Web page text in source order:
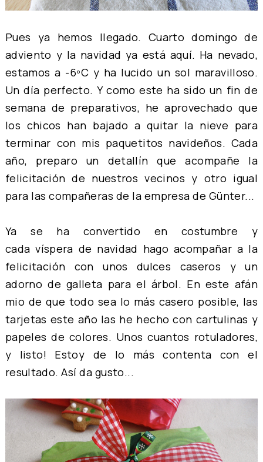
Pues ya hemos llegado. Cuarto domingo de
adviento y la navidad ya está aquí. Ha nevado,
estamos a -6ºC y ha lucido un sol maravilloso.
Un día perfecto. Y como este ha sido un fin de
semana de preparativos, he aprovechado que
los chicos han bajado a quitar la nieve para
terminar con mis paquetitos navideños. Cada
año, preparo un detallín que acompañe la
felicitación de nuestros vecinos y otro igual
para las compañeras de la empresa de Günter...
Ya se ha convertido en costumbre y
cada víspera de navidad hago acompañar a la
felicitación con unos dulces caseros y un
adorno de galleta para el árbol. En este afán
mio de que todo sea lo más casero posible, las
tarjetas este año las he hecho con cartulinas y
papeles de colores. Unos cuantos rotuladores,
y listo! Estoy de lo más contenta con el
resultado. Así da gusto...